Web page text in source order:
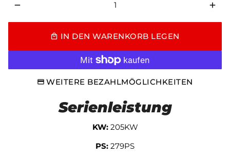
remove add
local_mall IN DEN WARENKORB LEGEN
WEITERE BEZAHLMÖGLICHKEITEN
Serienleistung
KW: 205KW
PS: 279PS